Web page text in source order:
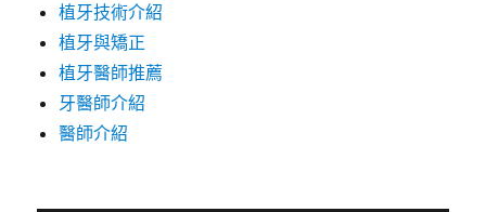
植牙技術介紹
植牙與矯正
植牙醫師推薦
牙醫師介紹
醫師介紹